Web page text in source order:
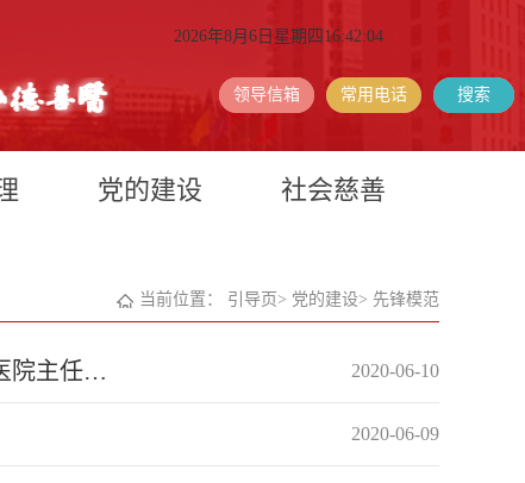
2026年8月6日星期四16:42:04
领导信箱 常用电话 搜索
党的建设 社会慈善
当前位置： 引导页> 党的建设> 先锋模范
院主任… 2020-06-10
2020-06-09